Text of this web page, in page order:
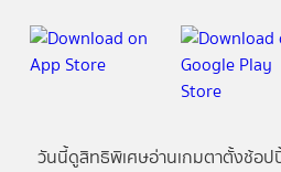
วันนี้ดูสิทธิพิเศษอ่านเกมตาตั้งช้อป